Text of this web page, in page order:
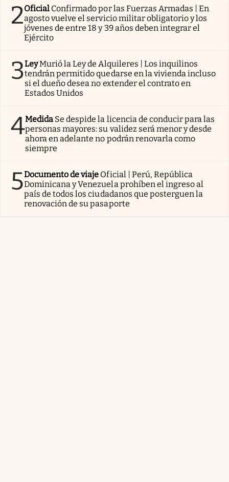
2Oficial Confirmado por las Fuerzas Armadas | En
agosto vuelve el servicio militar obligatorio y los
jóvenes de entre 18 y 39 años deben integrar el
Ejército
3LeyMurió la Ley de Alquileres | Los inquilinos
tendrán permitido quedarse en la vivienda incluso
si el dueño desea no extender el contrato en
Estados Unidos
4Medida Se despide la licencia de conducir para las
personas mayores: su validez será menor y desde
ahora en adelante no podrán renovarla como
siempre
5Documento de viaje Oficial | Perú, República
Dominicana y Venezuela prohíben el ingreso al
país de todos los ciudadanos que posterguen la
renovación de su pasaporte